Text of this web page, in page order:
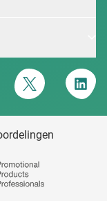
Twitter
87